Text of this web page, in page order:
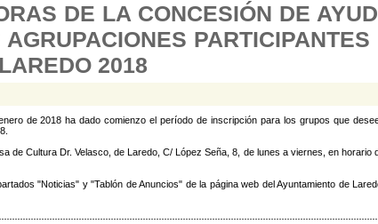
DE LA CONCESIÓN DE
PARTICIPANTES
2018
de 2018 ha dado comienzo el período de inscripción para los grupos que
de Cultura Dr. Velasco, de Laredo, C/ López Seña, 8, de lunes a viernes, en horario
"Noticias" y "Tablón de Anuncios" de la página web del Ayuntamiento de